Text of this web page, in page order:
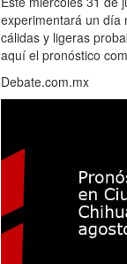
experimentará un día
cálidas y ligeras
aquí el pronóstico
Debate.com.mx